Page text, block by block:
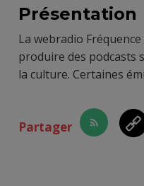
Présentation
La webradio
produire des podcasts
la culture. Certaines
Partager